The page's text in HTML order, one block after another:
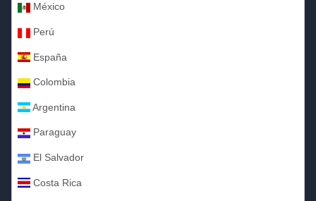
México
Perú
España
Colombia
Argentina
Paraguay
El Salvador
Costa Rica